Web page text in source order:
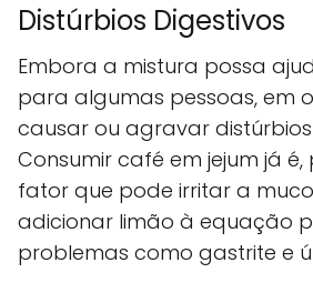
Distúrbios Digestivos
Embora a mistura possa
para algumas pessoas, em
causar ou agravar distúrbios
Consumir café em jejum já é,
fator que pode irritar a
adicionar limão à equação
problemas como gastrite e